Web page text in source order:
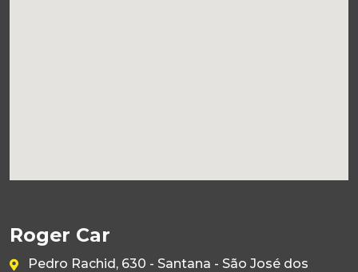
Roger Car
Pedro Rachid, 630 - Santana - São José dos